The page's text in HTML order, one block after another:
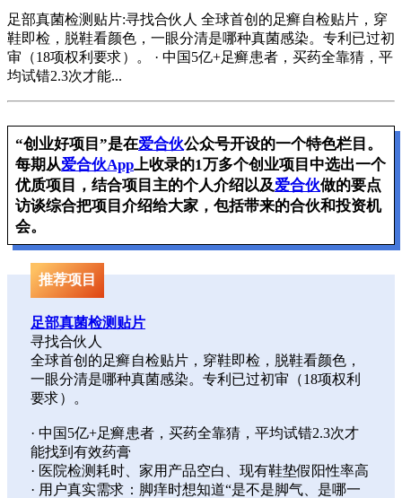
足部真菌检测贴片:寻找合伙人 全球首创的足癣自检贴片，穿
鞋即检，脱鞋看颜色，一眼分清是哪种真菌感染。专利已过初
审（18项权利要求）。 · 中国5亿+足癣患者，买药全靠猜，平
均试错2.3次才能...
“创业好项目”是在爱合伙公众号开设的一个特色栏目。
每期从爱合伙App上收录的1万多个创业项目中选出一个
优质项目，结合项目主的个人介绍以及爱合伙做的要点
访谈综合把项目介绍给大家，包括带来的合伙和投资机
会。
推荐项目
足部真菌检测贴片
寻找合伙人
全球首创的足癣自检贴片，穿鞋即检，脱鞋看颜色，
一眼分清是哪种真菌感染。专利已过初审（18项权利
要求）。
· 中国5亿+足癣患者，买药全靠猜，平均试错2.3次才
能找到有效药膏
· 医院检测耗时、家用产品空白、现有鞋垫假阳性率高
· 用户真实需求：脚痒时想知道“是不是脚气、是哪一